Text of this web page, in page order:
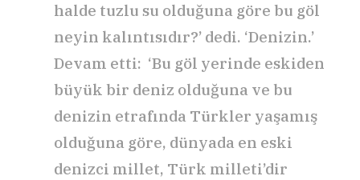
halde tuzlu su olduğuna göre bu göl
neyin kalıntısıdır?’ dedi. ‘Denizin.’
Devam etti: ‘Bu göl yerinde eskiden
büyük bir deniz olduğuna ve bu
denizin etrafında Türkler yaşamış
olduğuna göre, dünyada en eski
denizci millet, Türk milleti’dir